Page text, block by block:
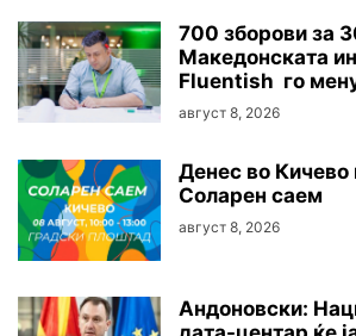
700 зборови за
Македонската
Fluentish го
август 8, 2026
Денес во
Соларен саем
август 8, 2026
Андоновски: